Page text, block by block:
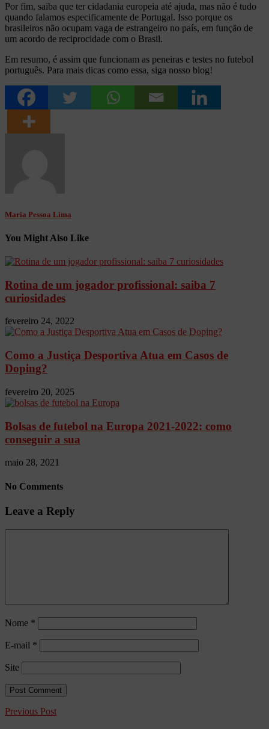
Por fim, saiba que ter cidadania europeia até ajuda, mas não é tudo
quando falamos especificamente de Portugal. Isso porque os
brasileiros não ocupam vaga de estrangeiro no país, em função de
um acordo de reciprocidade com o Brasil.
Em resumo, é assim que funcionam as peneiras e testes no futebol
português. Para mais dicas como essa, siga nosso blog!
Maria Pessoa Lima
You Might Also Like
Rotina de um jogador profissional: saiba 7
curiosidades
fevereiro 24, 2022
Como a Justiça Desportiva Atua em Casos de
Doping?
fevereiro 20, 2025
Bolsas de futebol na Europa 2021-2022: como
conseguir a sua
maio 28, 2021
No Comments
Leave a Reply
Nome *
E-mail *
Site
Previous Post